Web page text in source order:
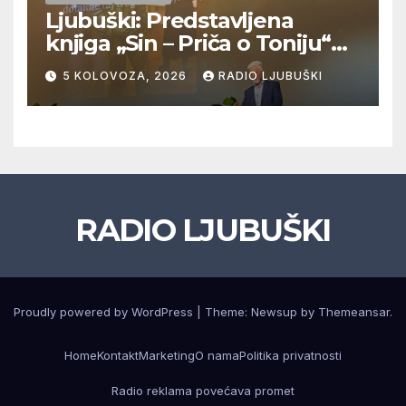
Ljubuški: Predstavljena
knjiga „Sin – Priča o Toniju“
dr. sc. Zdenka Hercega
5 KOLOVOZA, 2026 RADIO LJUBUŠKI
RADIO LJUBUŠKI
Proudly powered by WordPress Theme: Newsup by Themeansar.
HomeKontaktMarketingO namaPolitika privatnosti
Radio reklama povećava promet